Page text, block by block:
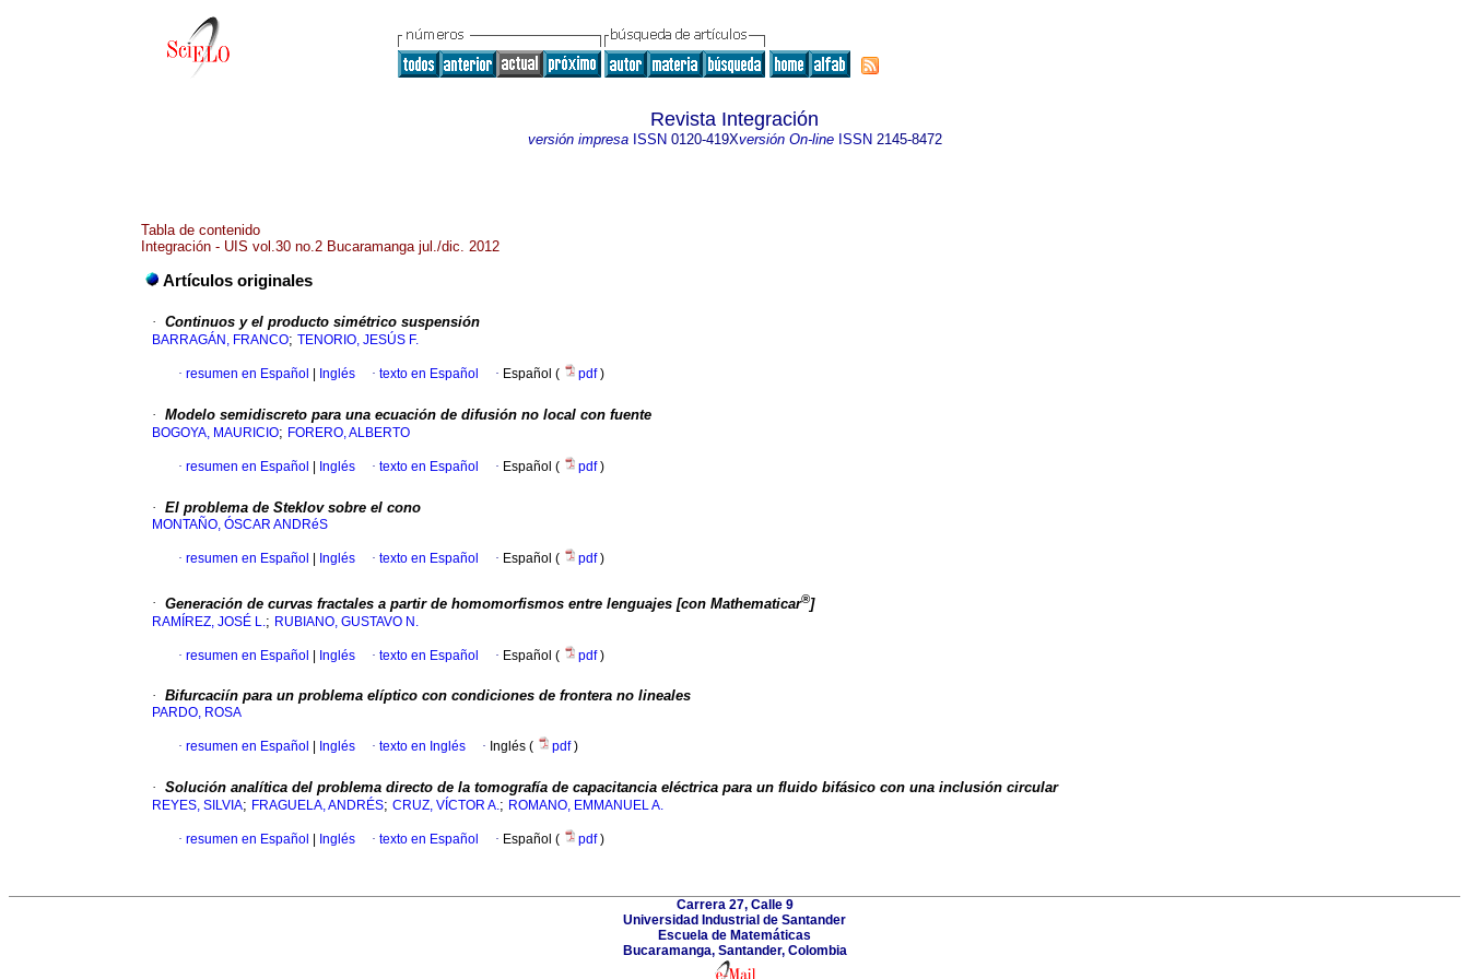
Revista Integración
versión impresaISSN 0120-419Xversión On-lineISSN 2145-8472
Tabla de contenido
Integración - UIS vol.30 no.2 Bucaramanga jul./dic. 2012
Artículos originales
· Continuos y el producto simétrico suspensión
BARRAGÁN, FRANCO; TENORIO, JESÚS F.
· resumen en Español Inglés · texto en Español · Español ( pdf)
· Modelo semidiscreto para una ecuación de difusión no local con fuente
BOGOYA, MAURICIO; FORERO, ALBERTO
· resumen en Español Inglés · texto en Español · Español ( pdf)
· El problema de Steklov sobre el cono
MONTAÑO, ÓSCAR ANDRéS
· resumen en Español Inglés · texto en Español · Español ( pdf)
· Generación de curvas fractales a partir de homomorfismos entre lenguajes [con Mathematicar®]
RAMÍREZ, JOSÉ L. ; RUBIANO, GUSTAVO N.
· resumen en Español | Inglés · texto en Español · Español ( pdf)
· Bifurcaciín para un problema elíptico con condiciones de frontera no lineales
PARDO, ROSA
· resumen en Español Inglés · texto en Inglés · Inglés ( pdf)
· Solución analítica del problema directo de la tomografía de capacitancia eléctrica para un fluido bifásico con una inclusión circular
REYES, SILVIA; FRAGUELA, ANDRÉS; CRUZ, VÍCTOR A.; ROMANO, EMMANUEL A.
· resumen en Español Inglés · texto en Español · Español ( pdf)
Carrera 27, Calle 9
Universidad Industrial de Santander
Escuela de Matemáticas
Bucaramanga, Santander, Colombia